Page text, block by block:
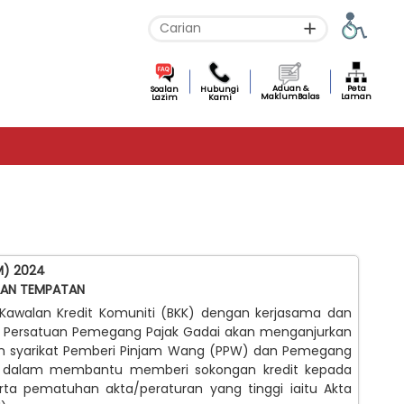
Soalan
Lazim
Hubungi
Kami
Aduan &
MaklumBalas
Peta
Laman
2024
TEMPATAN
Kredit Komuniti (BKK) dengan kerjasama dan
Pemegang Pajak Gadai akan menganjurkan
Pemberi Pinjam Wang (PPW) dan Pemegang
membantu memberi sokongan kredit kepada
pematuhan akta/peraturan yang tinggi iaitu Akta